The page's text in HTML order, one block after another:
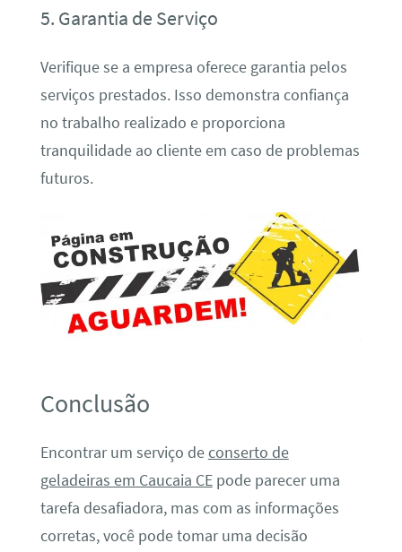
5. Garantia de Serviço
Verifique se a empresa oferece garantia pelos
serviços prestados. Isso demonstra confiança
no trabalho realizado e proporciona
tranquilidade ao cliente em caso de problemas
futuros.
Conclusão
Encontrar um serviço deconserto de
geladeiras em Caucaia CEpode parecer uma
tarefa desafiadora, mas com as informações
corretas, você pode tomar uma decisão